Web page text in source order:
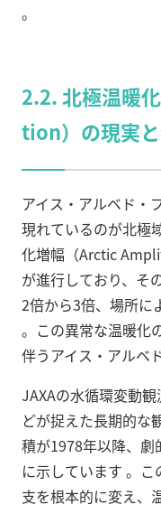
。
2.2. 北極温暖
tion）の現実
アイス・アルベド・
現れているのが北極
化増幅（Arctic
が進行しており、そ
2倍から3倍、場所に
。この異常な温暖化
伴うアイス・アルベ
JAXAの水循環変動
どが捉えた長期的な
積が1978年以降、
に示しています 。こ
支を根本的に変え、